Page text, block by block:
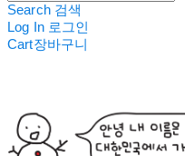
Search 검색
Log In 로그인
Cart장바구니